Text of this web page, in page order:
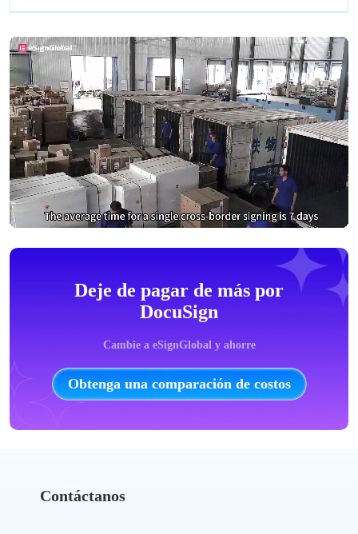
Deje de pagar de más por
DocuSign
Cambie a eSignGlobal y ahorre
Obtenga una comparación de costos
Contáctanos